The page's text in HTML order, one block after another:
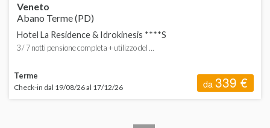
Veneto
Abano Terme (PD)
Hotel La Residence & Idrokinesis ****S
3 / 7 notti pensione completa + utilizzo del ...
Terme
Check-in dal 19/08/26 al 17/12/26 da339 €